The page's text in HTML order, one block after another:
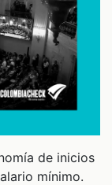
de inicios
mínimo.